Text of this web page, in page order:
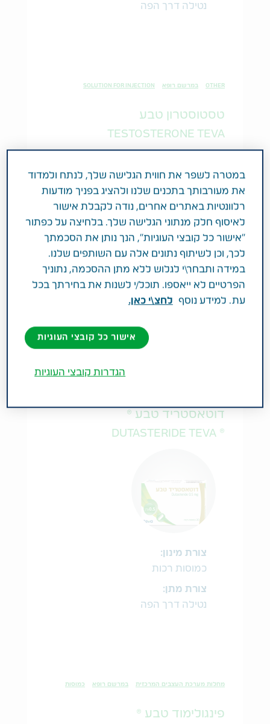
נטילה דרך הפה
OTHER במרשם רופא SOLUTION FOR INJECTION
טסטוסטרון טבע
TESTOSTERONE TEVA
צורת מינון:
SOLUTION FOR INJECTION
צורת מתן:
I.M
דוטאסטריד טבע ®
® DUTASTERIDE TEVA
צורת מינון:
כמוסות רכות
צורת מתן:
נטילה דרך הפה
מחלות מערכת העצבים המרכזית במרשם רופא כמוסות
פינגולימוד טבע ®
במטרה לשפר את חווית הגלישה שלך, לנתח ולמדוד
את מעורבותך בתכנים שלנו ולהציג בפניך מודעות
רלוונטיות באתרים אחרים, נודה לקבלת אישור
לאיסוף חלק מנתוני הגלישה שלך. בלחיצה על כפתור
"אישור כל קובצי העוגיות", הנך נותן את הסכמתך
לכך, וכן לשיתוף נתונים אלה עם השותפים שלנו.
במידה ותבחר\י לגלוש ללא מתן ההסכמה, נתוניך
הפרטיים לא ייאספו. תוכל/י לשנות את בחירתך בכל
עת. למידע נוסף
לחצ\י כאן.
אישור כל קובצי העוגיות
הגדרות קובצי העוגיות